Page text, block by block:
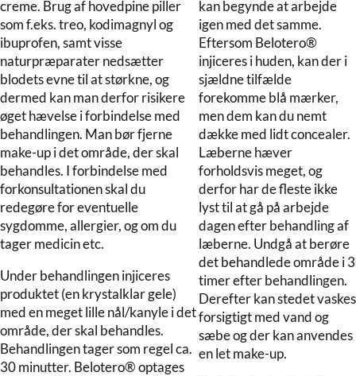
creme. Brug af hovedpine piller
som f.eks. treo, kodimagnyl og
ibuprofen, samt visse
naturpræparater nedsætter
blodets evne til at størkne, og
dermed kan man derfor risikere
øget hævelse i forbindelse med
behandlingen. Man bør fjerne
make-up i det område, der skal
behandles. I forbindelse med
forkonsultationen skal du
redegøre for eventuelle
sygdomme, allergier, og om du
tager medicin etc.
Under behandlingen injiceres
produktet (en krystalklar gele)
med en meget lille nål/kanyle i det
område, der skal behandles.
Behandlingen tager som regel ca.
30 minutter. Belotero® optages
kan begynde at arbejde
igen med det samme.
Eftersom Belotero®
injiceres i huden, kan der i
sjældne tilfælde
forekomme blå mærker,
men dem kan du nemt
dække med lidt concealer.
Læberne hæver
forholdsvis meget, og
derfor har de fleste ikke
lyst til at gå på arbejde
dagen efter behandling af
læberne. Undgå at berøre
det behandlede område i 3
timer efter behandlingen.
Derefter kan stedet vaskes
forsigtigt med vand og
sæbe og der kan anvendes
en let make-up.